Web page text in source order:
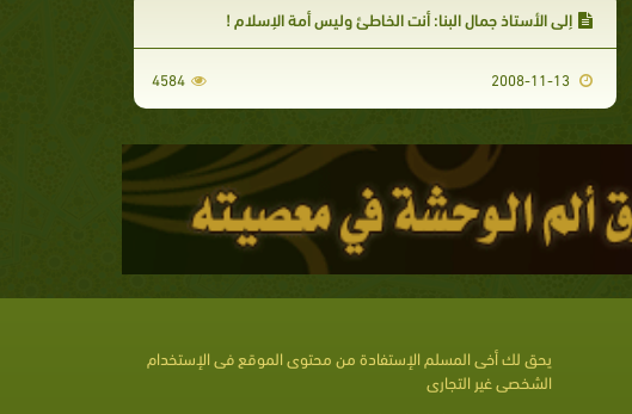
إلى الأستاذ جمال البنا: أنت الخاطئ وليس أمة الإسلام !
2008-11-13
4584
يحق لك أخى المسلم الإستفادة من محتوى الموقع فى الإستخدام
الشخصى غير التجارى